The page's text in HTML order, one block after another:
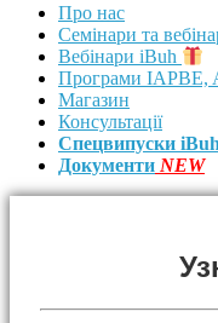
Про нас
Семінари та
Вебінари iBuh
Програми IAPBE,
Магазин
Консультації
Спецвипуски
Документи NEW